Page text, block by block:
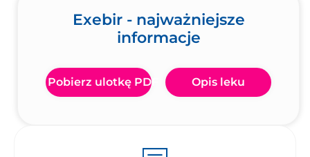
Exebir - najważniejsze
informacje
Pobierz ulotkę PDF Opis leku